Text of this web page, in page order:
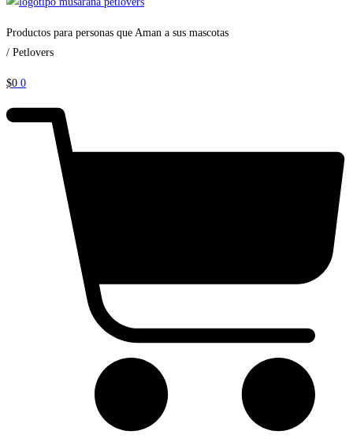
Productos para personas que Aman a sus mascotas
/ Petlovers
$0 0